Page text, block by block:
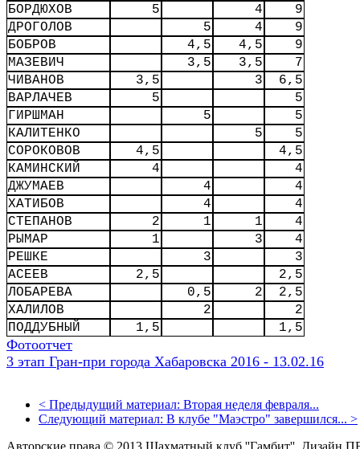
БОРДЮХОВ
5 4
9
ДРОГОЛОВ
5 4
9
БОБРОВ
4,5 4,5
9
МАЗЕВИЧ
3,5 3,5
7
ЧИВАНОВ
3,5 3
6,5
ВАРЛАЧЕВ
5
5
ГИРШМАН
5
5
КАЛИТЕНКО
5
5
СОРОКОВОВ
4,5
4,5
КАМИНСКИЙ
4
4
ДЖУМАЕВ
4
4
ХАТИБОВ
4
4
СТЕПАНОВ
2 1 1
4
РЫМАР
1 3
4
РЕШКЕ
3
3
АСЕЕВ
2,5
2,5
ЛОБАРЕВА
0,5 2
2,5
ХАЛИЛОВ
2
2
ПОДДУБНЫЙ
1,5 1,5
Фотоотчет
3 этап Гран-при города Хабаровска 2016 - 13.02.16
< Предыдущий материал: Вторая неделя февраля...
Следующий материал: В клубе "Маэстро" завершился... >
Авторские права © 2013 Шахматный клуб ''Гамбит''. Дизайн